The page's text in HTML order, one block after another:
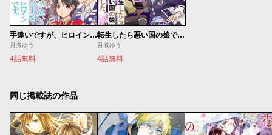
手違いですが、ヒロインです。
月煮ゆう
4話無料
転生したら悪い国の娘でした。
月煮ゆう
4話無料
同じ掲載誌の作品